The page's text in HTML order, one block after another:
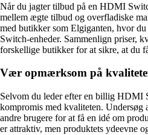
Når du jagter tilbud på en HDMI
mellem ægte tilbud og overfladiske
med butikker som Elgiganten, hvor
Switch-enheder. Sammenlign priser,
forskellige butikker for at sikre, at du
Vær opmærksom på
Selvom du leder efter en billig HDMI
kompromis med kvaliteten. Undersøg
andre brugere for at få en idé om
er attraktiv, men produktets ydeevne